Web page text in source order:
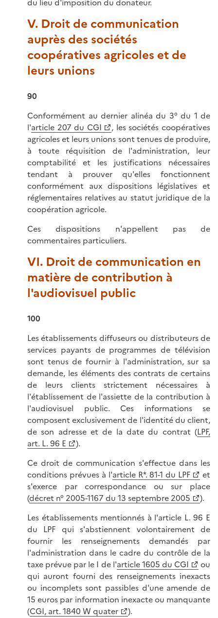
du lieu d'imposition du donateur.
V. Droit de communication
auprès des sociétés
coopératives agricoles et de
leurs unions
90
Conformément au dernier alinéa du 3° du 1 de
l'article 207 du CGI
, les sociétés coopératives
agricoles et leurs unions sont tenues de produire,
à toute réquisition de l'administration, leur
comptabilité et les justifications nécessaires
tendant à prouver qu'elles fonctionnent
conformément aux dispositions législatives et
réglementaires relatives au statut juridique de la
coopération agricole.
Ces dispositions n'appellent pas de
commentaires particuliers.
VI. Droit de communication en
matière de contribution à
l'audiovisuel public
100
Les établissements diffuseurs ou distributeurs de
services payants de programmes de télévision
sont tenus de fournir à l'administration, sur sa
demande, les éléments des contrats de certains
de leurs clients strictement nécessaires à
l'établissement de l'assiette de la contribution à
l'audiovisuel public. Ces informations se
composent exclusivement de l'identité du client,
de son adresse et de la date du contrat (LPF,
art. L. 96 E
).
Ce droit de communication s'effectue dans les
conditions prévues à l'article R*. 81-1 du LPF
et
s'exerce par correspondance ou sur place
(décret n° 2005-1167 du 13 septembre 2005
).
Les établissements mentionnés à l'article L. 96 E
du LPF qui s'abstiennent volontairement de
fournir les renseignements demandés par
l'administration dans le cadre du contrôle de la
taxe prévue par le I de l'article 1605 du CGI
ou
qui auront fourni des renseignements inexacts
ou incomplets sont passibles d'une amende de
15 euros par information inexacte ou manquante
(CGI, art. 1840 W quater ).